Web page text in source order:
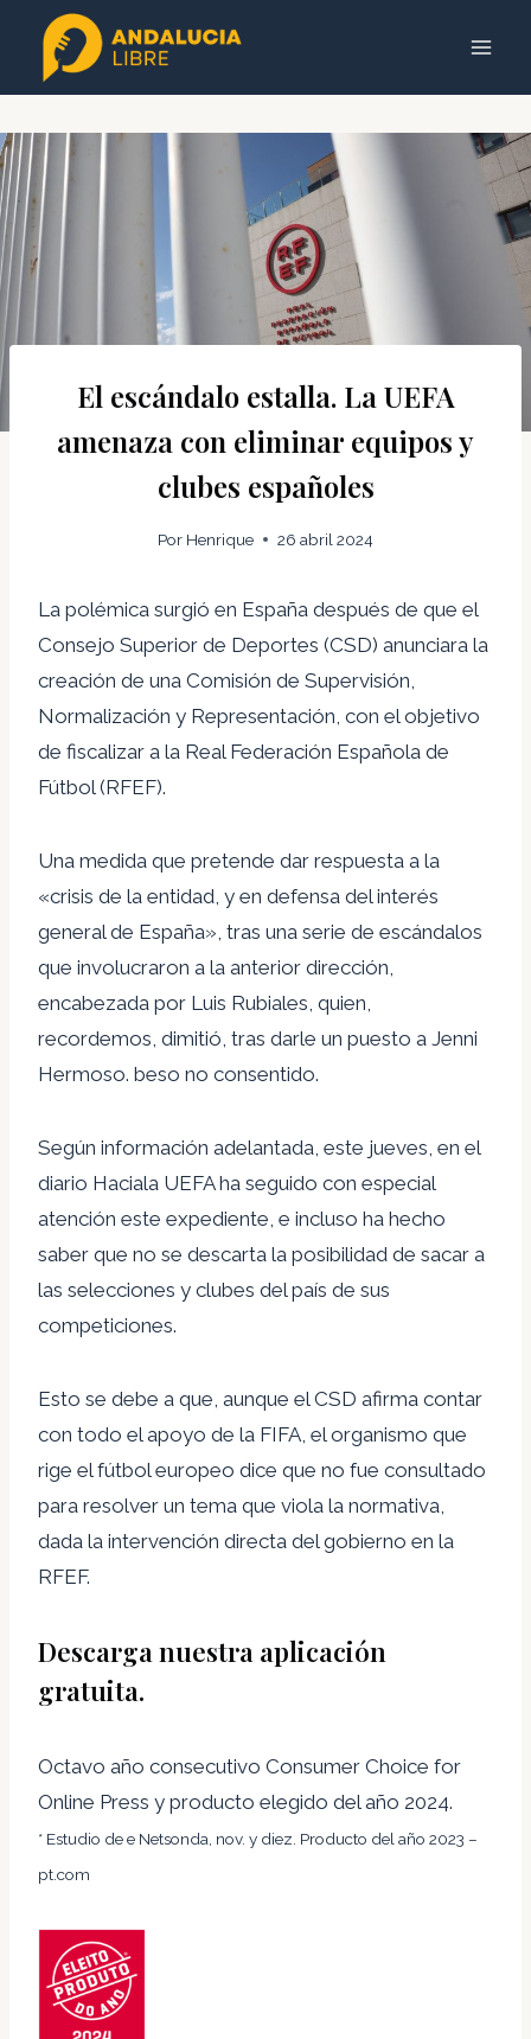
Saltar
contenido
El escándalo estalla. La UEFA
amenaza con eliminar equipos y
clubes españoles
Por Henrique 26 abril 2024
La polémica surgió en España después de que el
Consejo Superior de Deportes (CSD) anunciara la
creación de una Comisión de Supervisión,
Normalización y Representación, con el objetivo
de fiscalizar a la Real Federación Española de
Fútbol (RFEF).
Una medida que pretende dar respuesta a la
«crisis de la entidad, y en defensa del interés
general de España», tras una serie de escándalos
que involucraron a la anterior dirección,
encabezada por Luis Rubiales, quien,
recordemos, dimitió, tras darle un puesto a Jenni
Hermoso. beso no consentido.
Según información adelantada, este jueves, en el
diario Haciala UEFA ha seguido con especial
atención este expediente, e incluso ha hecho
saber que no se descarta la posibilidad de sacar a
las selecciones y clubes del país de sus
competiciones.
Esto se debe a que, aunque el CSD afirma contar
con todo el apoyo de la FIFA, el organismo que
rige el fútbol europeo dice que no fue consultado
para resolver un tema que viola la normativa,
dada la intervención directa del gobierno en la
RFEF.
Descarga nuestra aplicación
gratuita.
Octavo año consecutivo Consumer Choice for
Online Press y producto elegido del año 2024.
* Estudio de e Netsonda, nov. y diez. Producto del año 2023 –
pt.com